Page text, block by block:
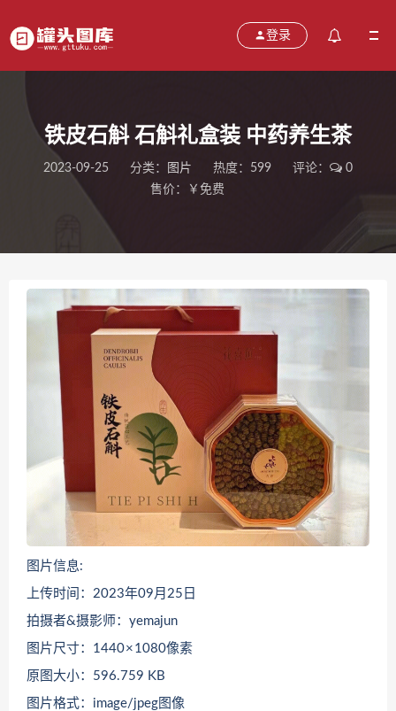
登录
铁皮石斛 石斛礼盒装 中药养生茶
2023-09-25 分类： 图片 热度：599 评论：
0
售价：￥免费
图片信息:
上传时间：2023年09月25日
拍摄者&摄影师：yemajun
图片尺寸：1440 × 1080像素
原图大小：596.759 KB
图片格式：image/jpeg图像